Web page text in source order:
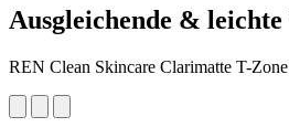
Ausgleichende & leichte
REN Clean Skincare Clarimatte T-